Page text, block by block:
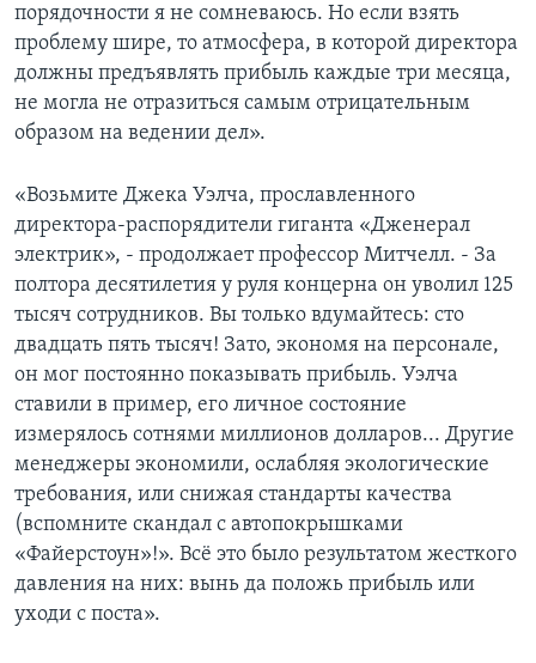
порядочности я не сомневаюсь. Но если взять
проблему шире, то атмосфера, в которой директора
должны предъявлять прибыль каждые три месяца,
не могла не отразиться самым отрицательным
образом на ведении дел».
«Возьмите Джека Уэлча, прославленного
директора-распорядители гиганта «Дженерал
электрик», - продолжает профессор Митчелл. - За
полтора десятилетия у руля концерна он уволил 125
тысяч сотрудников. Вы только вдумайтесь: сто
двадцать пять тысяч! Зато, экономя на персонале,
он мог постоянно показывать прибыль. Уэлча
ставили в пример, его личное состояние
измерялось сотнями миллионов долларов... Другие
менеджеры экономили, ослабляя экологические
требования, или снижая стандарты качества
(вспомните скандал с автопокрышками
«Файерстоун»!». Всё это было результатом жесткого
давления на них: вынь да положь прибыль или
уходи с поста».